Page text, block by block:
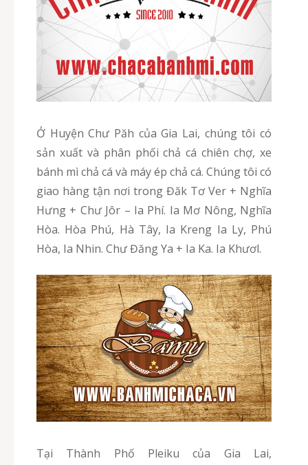
Ở Huyện Chư Păh của Gia Lai, chúng tôi có
sản xuất và phân phối chả cá chiên chợ, xe
bánh mì chả cá và máy ép chả cá. Chúng tôi có
giao hàng tận nơi trong Đăk Tơ Ver + Nghĩa
Hưng + Chư Jôr – Ia Phí. Ia Mơ Nông, Nghĩa
Hòa. Hòa Phú, Hà Tây, Ia Kreng Ia Ly, Phú
Hòa, Ia Nhin. Chư Đăng Ya + Ia Ka. Ia Khươl.
Tại Thành Phố Pleiku của Gia Lai,